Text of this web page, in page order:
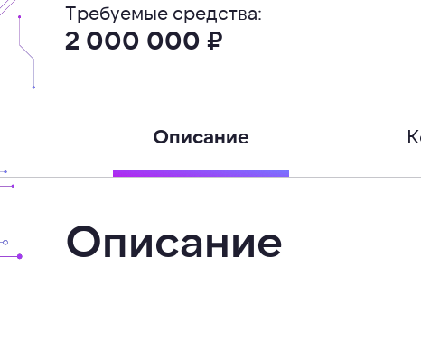
Требуемые средства:
2 000 000 ₽
Описание
Описание